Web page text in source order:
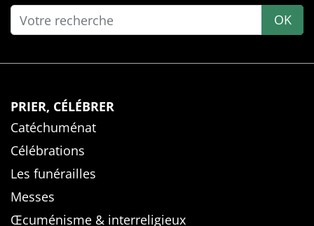
OK
PRIER, CÉLÉBRER
Catéchuménat
Célébrations
Les funérailles
Messes
Œcuménisme & interreligieux